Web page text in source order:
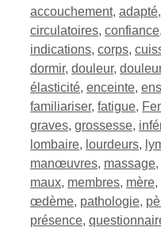
accouchement, adapté,
circulatoires, confiance,
indications, corps,
dormir, douleur,
élasticité, enceinte,
familiariser, fatigue,
graves, grossesse,
lombaire, lourdeurs,
manœuvres, massage,
maux, membres, mère,
œdème, pathologie,
présence,